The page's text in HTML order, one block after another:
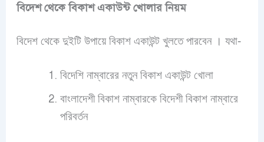
বিদেশ থেকে বিকাশ একাউন্ট খোলার নিয়ম
বিদেশ থেকে দুইটি উপায়ে বিকাশ একাউন্ট খুলতে পারবেন । যথা-
বিদেশি নাম্বারের নতুন বিকাশ একাউন্ট খোলা
বাংলাদেশী বিকাশ নাম্বারকে বিদেশী বিকাশ নাম্বারে
পরিবর্তন